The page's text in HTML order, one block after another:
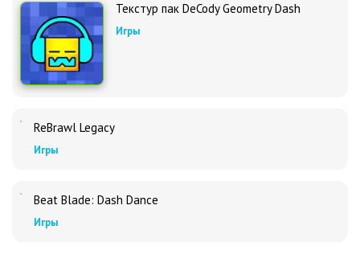
Текстур пак DeCody Geometry Dash
Игры
ReBrawl Legacy
Игры
Beat Blade: Dash Dance
Игры